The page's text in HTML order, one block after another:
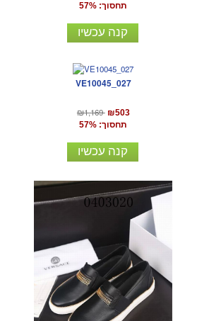
תחסוך: 57%
קנה עכשיו
VE10045_027
₪1,169 ₪503
תחסוך: 57%
קנה עכשיו